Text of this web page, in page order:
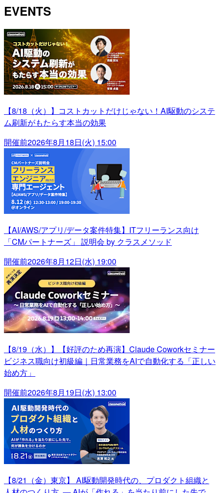
EVENTS
【8/18（火）】コストカットだけじゃない！AI駆動のシステ
ム刷新がもたらす本当の効果
開催前2026年8月18日(火) 15:00
【AI/AWS/アプリ/データ案件特集】ITフリーランス向け
「CMパートナーズ」 説明会 by クラスメソッド
開催前2026年8月12日(水) 19:00
【8/19（水）】【好評のため再演】Claude Coworkセミナー
ビジネス職向け初級編｜日常業務をAIで自動化する「正しい
始め方」
開催前2026年8月19日(水) 13:00
【8/21（金）東京】 AI駆動開発時代の、プロダクト組織と